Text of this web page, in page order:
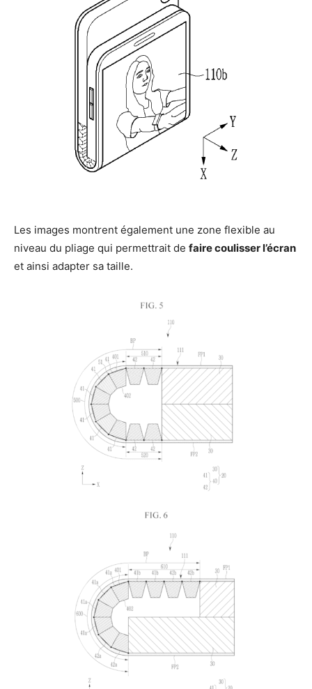
Les images montrent également une zone flexible au
niveau du pliage qui permettrait de faire coulisser l’écran
et ainsi adapter sa taille.